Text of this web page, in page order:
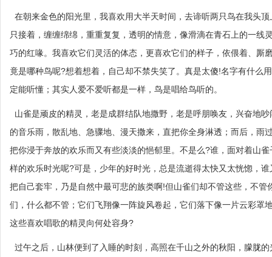
在朝来金色的阳光里，我喜欢用大半天时间，去谛听两只鸟在我头
只接着，缠缠绵绵，重重复复，透明的情意，像滑滴在青石上的一
巧的红喙。我喜欢它们灵活的体态，更喜欢它们的样子，依偎着、
竟是哪种鸟呢?想着想着，自己却不禁失笑了。真是太傻!名字有什么
定能听懂；其实人爱不爱听都是一样，鸟是唱给鸟听的。
山雀是顽皮的精灵，老是成群结队地撒野，老是呼朋唤友，兴奋地
的音乐雨，散乱地、急骤地、漫天撒来，直把你全身淋透；而后，
把你浸于奔放的欢乐而又有些淡淡的悒郁里。不是么?谁，面对着山
样的欢乐时光呢?可是，少年的好时光，总是流逝得太快又太恍惚，
把自己套牢，乃是自然中最可悲的族类啊!但山雀们却不管这些，不
们，什么都不管；它们飞翔像一阵旋风卷起，它们落下像一片云彩
这些喜欢唱歌的精灵向何处容身?
过午之后，山林便到了入睡的时刻，高照在千山之外的秋阳，朦胧